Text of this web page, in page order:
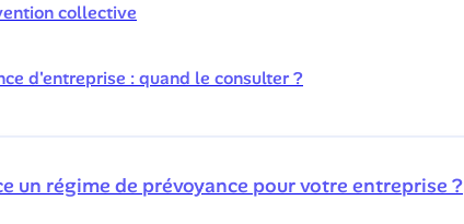
collective
d'entreprise : quand le consulter ?
un régime de prévoyance pour votre entreprise ?